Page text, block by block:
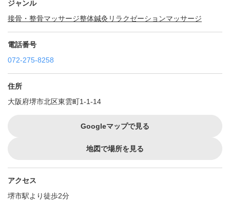
ジャンル
接骨・整骨マッサージ整体鍼灸 リラクゼーションマッサージ
電話番号
072-275-8258
住所
大阪府堺市北区東雲町1-1-14
Googleマップで見る
地図で場所を見る
アクセス
堺市駅より徒歩2分